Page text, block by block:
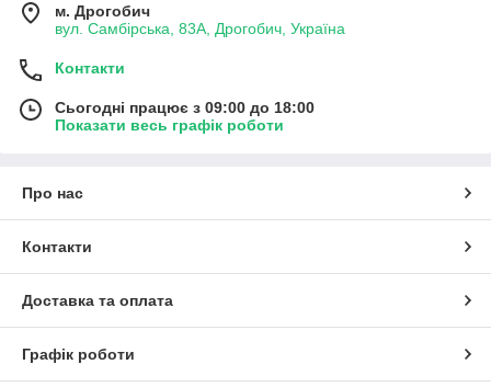
м. Дрогобич
вул. Самбірська, 83А, Дрогобич, Україна
Контакти
Сьогодні працює з 09:00 до 18:00
Показати весь графік роботи
Про нас
Контакти
Доставка та оплата
Графік роботи